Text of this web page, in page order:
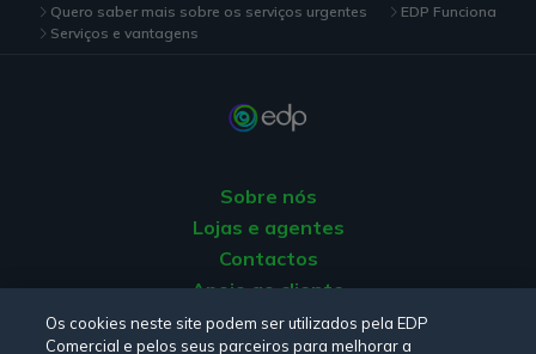
Quero saber mais sobre os serviços urgentes
EDP Funciona
Serviços e vantagens
Sobre nós
Lojas e agentes
Contactos
Apoio ao cliente
Origem da energia
Os cookies neste site podem ser utilizados pela EDP
Comercial e pelos seus parceiros para melhorar a